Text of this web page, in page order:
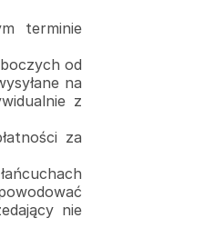
terminie
od
na
z
za
nie